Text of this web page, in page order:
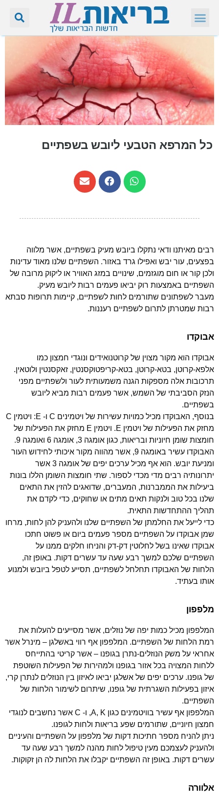
כל המרפא הטבעי ליובש בשפתיים
רבים מאיתנו ודאי נתקלו ביובש מעיק בשפתיים, אשר מלווה
בפצעים, עור יבש ואפילו גרד באזור. השפתיים שלנו מאוד עדינות
ולכן קור או חום מוגזמים, שינויים במזג האוויר או ליקוק מרובה של
השפתיים באמצעות רוק יביאו פעמים רבות ליובש מעיק.
מעבר לשפתונים שתורמים לחות לשפתיים, קיימות תרופות סבתא
רבות שמטרתן לתרום לשפתיים רעננות.
אבוקדו
אבוקדו הוא מקור מצוין של קרוטנואידים ונוגדי חמצון כמו
אלפא-קרוטן, בטא-קרוטן, בטא-קריפטוקסנטין, זאקסנטין ולוטאין.
תרכובות אלה מספקות הגנה משמעותית לעור ולשפתיים מפני
הנזק הסביבתי של השמש, אשר פעמים רבות מביא ליובש
בשפתיים.
בנוסף, האבוקדו מכיל כמויות עשירות של ויטמינים C ו- E: ויטמין C
מחזק את הפעילות של ויטמין E. ויטמין E מחזק את הפעילות של
חומצות שומן חיוניות ובריאות, כגון אומגה 3, אומגה 6 ואומגה 9.
האבוקדו עשיר באומגה 9, אשר מהווה מקור איכותי לחידוש העור
ומניעת יובש. הוא אף מכיל ערכים יפים של אומגה 3 אשר
יתרונותיה רבים מדי מכדי לספור. שתי חומצות השומן הללו בונות
ביעילות את הממברנות, המעברים, שדואגים להזין את התאים
שלנו בכל טוב ולנקות תאים מתים או שחוקים, כדי לקדם את
תהליך ההתחדשות התאית.
כדי לייעל את החלמתן של השפתיים שלנו ולהעניק להן לחות, מרחו
שמן אבוקדו על השפתיים מספר פעמים ביום או פשוט חתכו
אבוקדו שאינו בשל לחלוטין דק-דק והניחו חלקים ממנו על
השפתיים שלכם למשך רבע שעה עד עשרים דקות. באופן זה,
הלחות של האבוקדו תחלחל לשפתיים, תסייע לטפל ביובש ולמנוע
אותו בעתיד.
מלפפון
המלפפון מכיל כמות יפה של נוזלים, אשר מסייעים להעלות את
רמת הלחות של השפתיים. המלפפון אף רווי באשלגן – מינרל אשר
אחראי על משק הנוזלים-נתרן בגופנו – אשר קריטי בהתייחס
ללחות המצויה בכל אזור בגופנו ולמהירות של הפעילות השוטפת
של גופנו. ערכים יפים של אשלגן יביאו לאיזון בין הנוזלים לנתרן קרי,
איזון בפעילות השגרתית של גופנו, שיתרום לשימור הלחות של
השפתיים.
המלפפון אף עשיר בוויטמינים כגון A, K, ו- C אשר נחשבים לנוגדי
חמצון חיוניים, שתורמים שפע בריאות ולחות לגופנו.
ניתן להניח מספר חתיכות דקות של מלפפון על השפתיים והעיניים
ולהעניק לעצמכם מעין טיפול לחות מהנה למשך רבע שעה עד
עשרים דקות. באופן זה השפתיים יקבלו את הלחות לה הן זקוקות.
אלוורה